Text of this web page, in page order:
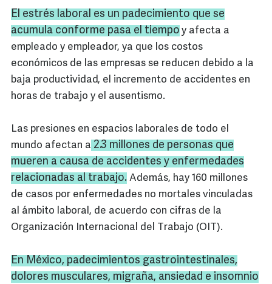
El estrés laboral es un padecimiento que se
acumula conforme pasa el tiempo y afecta a
empleado y empleador, ya que los costos
económicos de las empresas se reducen debido a la
baja productividad, el incremento de accidentes en
horas de trabajo y el ausentismo.
Las presiones en espacios laborales de todo el
mundo afectan a 2.3 millones de personas que
mueren a causa de accidentes y enfermedades
relacionadas al trabajo. Además, hay 160 millones
de casos por enfermedades no mortales vinculadas
al ámbito laboral, de acuerdo con cifras de la
Organización Internacional del Trabajo (OIT).
En México, padecimientos gastrointestinales,
dolores musculares, migraña, ansiedad e insomnio